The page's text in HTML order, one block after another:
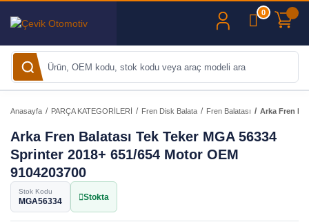
0
Anasayfa PARÇA KATEGORİLERİ Fren Disk Balata Fren Balatası Arka Fren
Arka Fren Balatası Tek Teker MGA 56334
Sprinter 2018+ 651/654 Motor OEM
9104203700
Stok Kodu
MGA56334 Stokta